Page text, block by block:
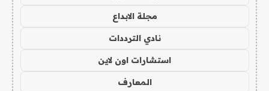
مجلة الابداع
نادي الترددات
استشارات اون لاين
المعارف